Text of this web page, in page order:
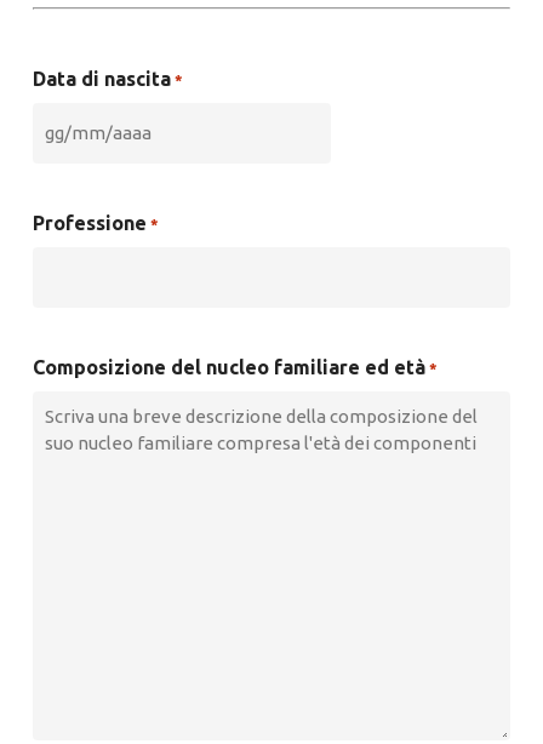
Data di nascita *
GG
Professione *
Composizione del nucleo familiare ed età *